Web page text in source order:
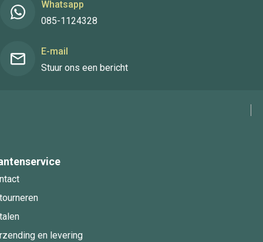
Whatsapp
085-1124328
E-mail
Stuur ons een bericht
en levering